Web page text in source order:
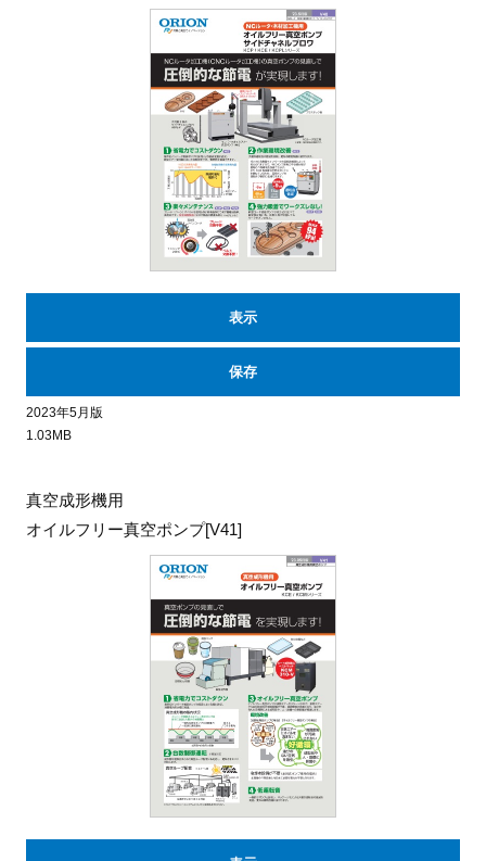
表示
保存
2023年5月版
1.03MB
真空成形機用
オイルフリー真空ポンプ[V41]